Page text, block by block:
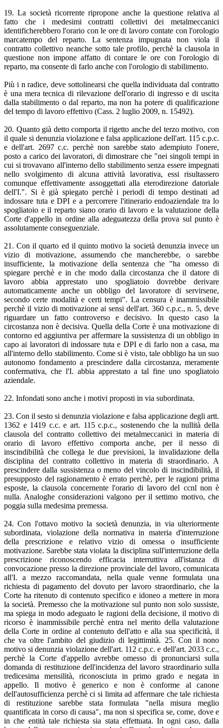
19. La società ricorrente ripropone anche la questione relativa al
fatto che i medesimi contratti collettivi dei metalmeccanici
identificherebbero l'orario con le ore di lavoro contate con l'orologio
marcatempo del reparto. La sentenza impugnata non viola il
contratto collettivo neanche sotto tale profilo, perchè la clausola in
questione non impone affatto di contare le ore con l'orologio di
reparto, ma consente di farlo anche con l'orologio di stabilimento.
Più i n radice, deve sottolinearsi che quella individuata dal contratto
è una mera tecnica di rilevazione dell'orario di ingresso e di uscita
dalla stabilimento o dal reparto, ma non ha potere di qualificazione
del tempo di lavoro effettivo (Cass. 2 luglio 2009, n. 15492).
20. Quanto già detto comporta il rigetto anche del terzo motivo, con
il quale si denunzia violazione e falsa applicazione dell'art. 115 c.p.c.
e dell'art. 2697 c.c. perchè non sarebbe stato adempiuto l'onere,
posto a carico dei lavoratori, di dimostrare che "nei singoli tempi in
cui si trovavano all'interno dello stabilimento senza essere impegnati
nello svolgimento di alcuna attività lavorativa, essi risultassero
comunque effettivamente assoggettati alla eterodirezione datoriale
dell'I.". Si è già spiegato perchè i periodi di tempo destinati ad
indossare tuta e DPI e a percorrere l'itinerario endoaziendale tra lo
spogliatoio e il reparto siano orario di lavoro e la valutazione della
Corte d'appello in ordine alla adeguatezza della prova sul punto è
assolutamente conseguenziale.
21. Con il quarto ed il quinto motivo la società denunzia invece un
vizio di motivazione, assumendo che mancherebbe, o sarebbe
insufficiente, la motivazione della sentenza che "ha omesso di
spiegare perchè e in che modo dalla circostanza che il datore di
lavoro abbia apprestato uno spogliatoio dovrebbe derivare
automaticamente anche un obbligo del lavoratore di servirsene,
secondo certe modalità e certi tempi". La censura è inammissibile
perchè il vizio di motivazione ai sensi dell'art. 360 c.p.c., n. 5, deve
riguardare un fatto controverso e decisivo. In questo caso la
circostanza non è decisiva. Quella della Corte è una motivazione di
contorno ed aggiuntiva per affermare la sussistenza di un obbligo in
capo ai lavoratori di indossare tuta e DPI e di farlo non a casa, ma
all'interno dello stabilimento. Come si è visto, tale obbligo ha un suo
autonomo fondamento a prescindere dalla circostanza, meramente
confermativa, che l'I. abbia apprestato a tal fine uno spogliatoio
aziendale.
22. Infondati sono anche i motivi proposti in via subordinata.
23. Con il sesto si denunzia violazione e falsa applicazione degli artt.
1362 e 1419 c.c. e art. 115 c.p.c., sostenendo che la nullità della
clausola del contratto collettivo dei metalmeccanici in materia di
orario di lavoro effettivo comporta anche, per il nesso di
inscindibilità che collega le due previsioni, la invalidazione della
disciplina del contratto collettivo in materia di straordinario. A
prescindere dalla sussistenza o meno del vincolo di inscindibilità, il
presupposto del ragionamento è errato perchè, per le ragioni prima
esposte, la clausola concernente l'orario di lavoro del ccnl non è
nulla. Analoghe considerazioni valgono per il settimo motivo, che
poggia sulla medesima premessa.
24. Con l'ottavo motivo la società denunzia, in via ulteriormente
subordinata, violazione della normativa in materia d'interruzione
della prescrizione e relativo vizio di omessa o insufficiente
motivazione. Sarebbe stata violata la disciplina sull'interruzione della
prescrizione riconoscendo efficacia interruttiva all'istanza di
convocazione presso la direzione provinciale del lavoro, comunicata
all'I. a mezzo raccomandata, nella quale venne formulata una
richiesta di pagamento del dovuto per lavoro straordinario, che la
Corte ha ritenuto di contenuto specifico e idoneo a mettere in mora
la società. Premesso che la motivazione sul punto non solo sussiste,
ma spiega in modo adeguato le ragioni della decisione, il motivo di
ricorso è inammissibile perchè entra nel merito della valutazione
della Corte in ordine al contenuto dell'atto e alla sua specificità, il
che va oltre l'ambito del giudizio di legittimità. 25. Con il nono
motivo si denunzia violazione dell'art. 112 c.p.c. e dell'art. 2033 c.c.,
perchè la Corte d'appello avrebbe omesso di pronunciarsi sulla
domanda di restituzione dell'incidenza del lavoro straordinario sulla
tredicesima mensilità, riconosciuta in primo grado e negata in
appello. Il motivo è generico e non è conforme al canone
dell'autosufficienza perchè ci si limita ad affermare che tale richiesta
di restituzione sarebbe stata formulata "nella misura meglio
quantificata in corso di causa", ma non si specifica se, come, dove e
in che entità tale richiesta sia stata effettuata. In ogni caso, dalla